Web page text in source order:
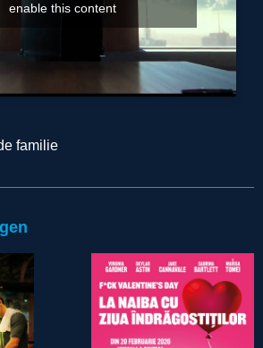
enable this content
familie